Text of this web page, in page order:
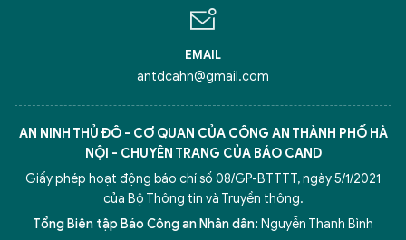
EMAIL
antdcahn@gmail.com
AN NINH THỦ ĐÔ - CƠ QUAN CỦA CÔNG AN THÀNH PHỐ HÀ
NỘI - CHUYÊN TRANG CỦA BÁO CAND
Giấy phép hoạt động báo chí số 08/GP-BTTTT, ngày 5/1/2021
của Bộ Thông tin và Truyền thông.
Tổng Biên tập Báo Công an Nhân dân: Nguyễn Thanh Bình